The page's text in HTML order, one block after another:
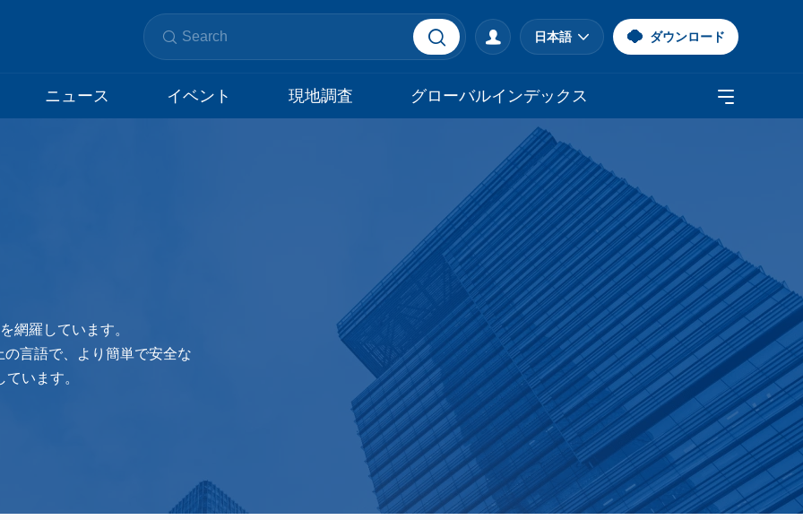
日本語 ダウンロード
ニュース イベント 現地調査 グローバルインデックス
羅しています。
言語で、より簡単で安全な
います。